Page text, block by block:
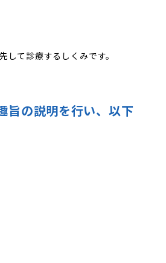
て診療するしくみです。
旨の説明を行い、以下